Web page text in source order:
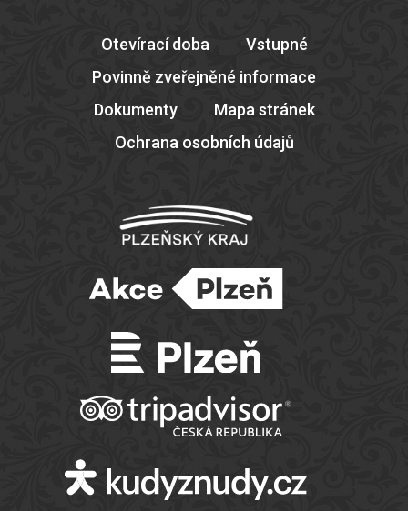
Otevírací doba
Vstupné
Povinně zveřejněné informace
Dokumenty
Mapa stránek
Ochrana osobních údajů